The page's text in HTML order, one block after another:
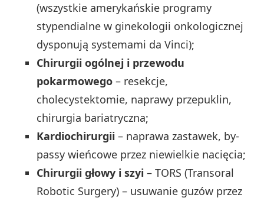
(wszystkie amerykańskie programy
stypendialne w ginekologii onkologicznej
dysponują systemami da Vinci);
Chirurgii ogólnej i przewodu
pokarmowego – resekcje,
cholecystektomie, naprawy przepuklin,
chirurgia bariatryczna;
Kardiochirurgii – naprawa zastawek, by-
passy wieńcowe przez niewielkie nacięcia;
Chirurgii głowy i szyi – TORS (Transoral
Robotic Surgery) – usuwanie guzów przez